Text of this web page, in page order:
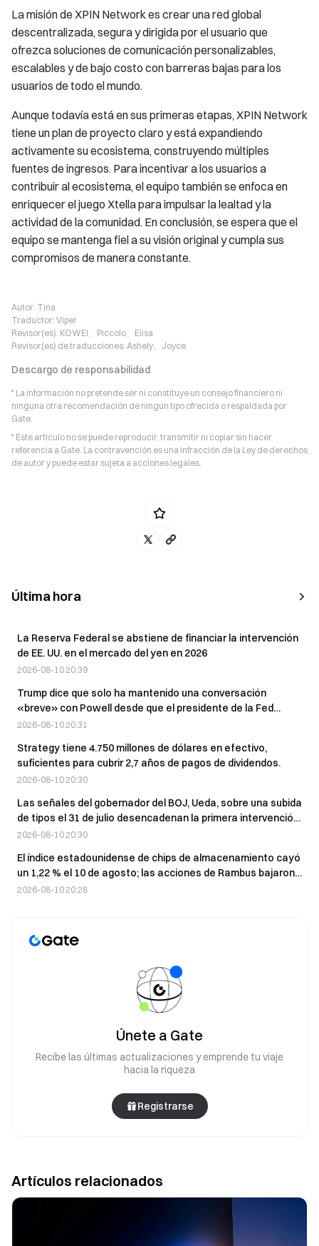
La misión de XPIN Network es crear una red global
descentralizada, segura y dirigida por el usuario que
ofrezca soluciones de comunicación personalizables,
escalables y de bajo costo con barreras bajas para los
usuarios de todo el mundo.
Aunque todavía está en sus primeras etapas, XPIN Network
tiene un plan de proyecto claro y está expandiendo
activamente su ecosistema, construyendo múltiples
fuentes de ingresos. Para incentivar a los usuarios a
contribuir al ecosistema, el equipo también se enfoca en
enriquecer el juego Xtella para impulsar la lealtad y la
actividad de la comunidad. En conclusión, se espera que el
equipo se mantenga fiel a su visión original y cumpla sus
compromisos de manera constante.
Autor: Tina
Traductor: Viper
Revisor(es): KOWEI、Piccolo、Elisa
Revisor(es) de traducciones: Ashely、Joyce
Descargo de responsabilidad
* La información no pretende ser ni constituye un consejo financiero ni
ninguna otra recomendación de ningún tipo ofrecida o respaldada por
Gate.
* Este artículo no se puede reproducir, transmitir ni copiar sin hacer
referencia a Gate. La contravención es una infracción de la Ley de derechos
de autor y puede estar sujeta a acciones legales.
Última hora
La Reserva Federal se abstiene de financiar la intervención
de EE. UU. en el mercado del yen en 2026
2026-08-10 20:39
Trump dice que solo ha mantenido una conversación
«breve» con Powell desde que el presidente de la Fed
asumió el cargo y niega que se comuniquen con frecuencia
2026-08-10 20:31
Strategy tiene 4.750 millones de dólares en efectivo,
suficientes para cubrir 2,7 años de pagos de dividendos.
2026-08-10 20:30
Las señales del gobernador del BOJ, Ueda, sobre una subida
de tipos el 31 de julio desencadenan la primera intervención
conjunta de EE. UU. y Japón para apuntalar el yen en 28
2026-08-10 20:30
El índice estadounidense de chips de almacenamiento cayó
un 1,22 % el 10 de agosto; las acciones de Rambus bajaron
un 5,55 %.
2026-08-10 20:28
Únete a Gate
Recibe las últimas actualizaciones y emprende tu viaje
hacia la riqueza
Registrarse
Artículos relacionados